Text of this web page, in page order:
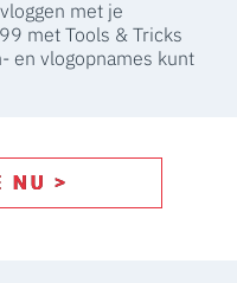
met je
met Tools & Tricks
en vlogopnames kunt
NU >